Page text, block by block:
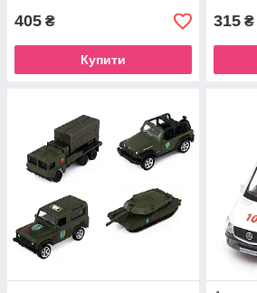
405 ₴
Купити
315 ₴